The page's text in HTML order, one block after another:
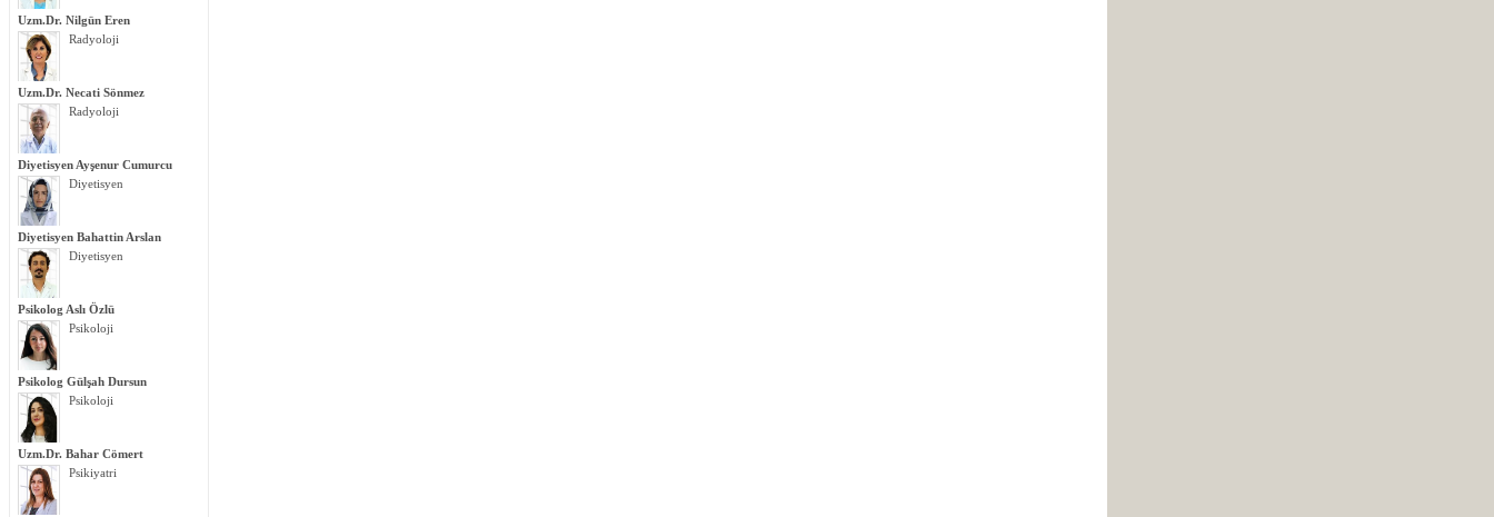
Uzm.Dr. Nilgün Eren
Radyoloji
Uzm.Dr. Necati Sönmez
Radyoloji
Diyetisyen Ayşenur Cumurcu
Diyetisyen
Diyetisyen Bahattin Arslan
Diyetisyen
Psikolog Aslı Özlü
Psikoloji
Psikolog Gülşah Dursun
Psikoloji
Uzm.Dr. Bahar Cömert
Psikiyatri